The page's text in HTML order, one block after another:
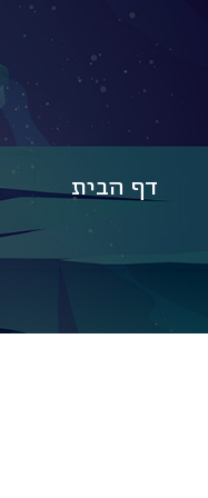
דף הבית